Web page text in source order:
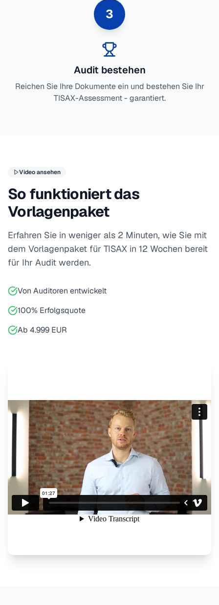
3
Audit bestehen
Reichen Sie Ihre Dokumente ein und bestehen Sie Ihr
TISAX-Assessment - garantiert.
Video ansehen
So funktioniert das
Vorlagenpaket
Erfahren Sie in weniger als 2 Minuten, wie Sie mit
dem Vorlagenpaket für TISAX in 12 Wochen bereit
für Ihr Audit werden.
Von Auditoren entwickelt
100% Erfolgsquote
Ab 4.999 EUR